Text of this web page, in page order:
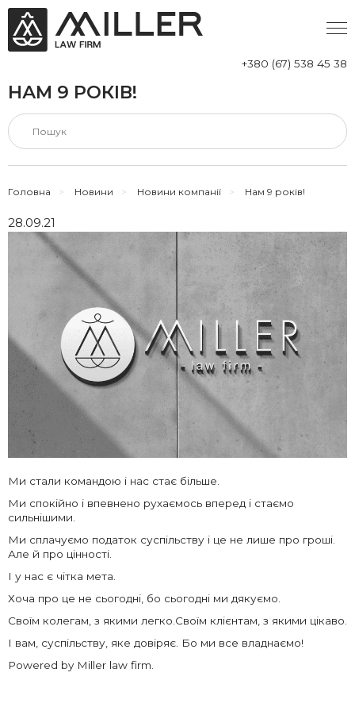
+380 (67) 538 45 38
НАМ 9 РОКІВ!
Головна > Новини > Новини компанії > Нам 9 років!
28.09.21
Ми стали командою і нас стає більше.
Ми спокійно і впевнено рухаємось вперед і стаємо
сильнішими.
Ми сплачуємо податок суспільству і це не лише про гроші.
Але й про цінності.
І у нас є чітка мета.
Хоча про це не сьогодні, бо сьогодні ми дякуємо.
Своїм колегам, з якими легко.Своїм клієнтам, з якими цікаво.
І вам, суспільству, яке довіряє. Бо ми все владнаємо!
Powered by Miller law firm.